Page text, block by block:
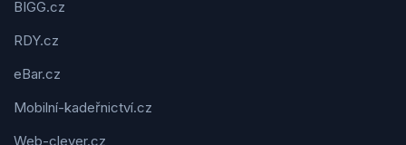
BIGG.cz
RDY.cz
eBar.cz
Mobilní-kadeřnictví.cz
Web-clever.cz